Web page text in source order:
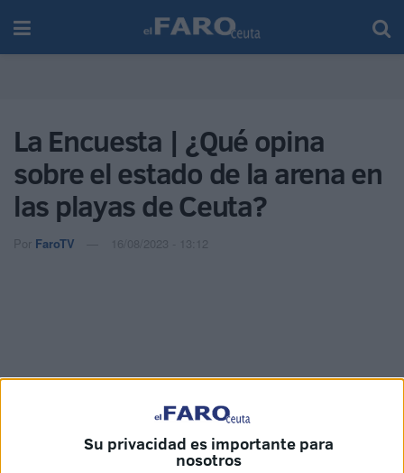
Su privacidad es importante para
nosotros
La Encuesta | ¿Qué opina
sobre el estado de la arena en
las playas de Ceuta?
Por FaroTV 16/08/2023 - 13:12